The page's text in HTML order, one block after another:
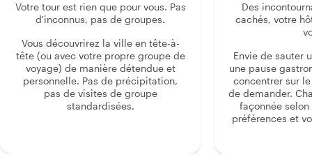
Votre tour est rien que pour vous. Pas
d'inconnus, pas de groupes.
Vous découvrirez la ville en tête-à-
tête (ou avec votre propre groupe de
voyage) de manière détendue et
personnelle. Pas de précipitation,
pas de visites de groupe
standardisées.
Des
cachés, votre
Envie de sauter
une pause
concentrer sur
de demander.
façonnée
préférences et